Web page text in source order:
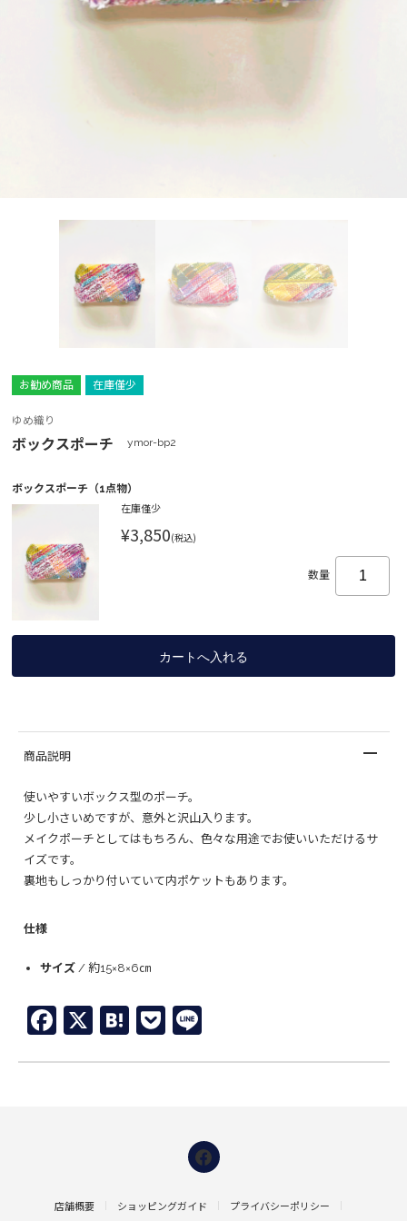
お勧め商品 在庫僅少
ゆめ織り
ボックスポーチ ymor-bp2
ボックスポーチ（1点物）
在庫僅少
¥3,850(税込)
数量
商品説明
使いやすいボックス型のポーチ。
少し小さいめですが、意外と沢山入ります。
メイクポーチとしてはもちろん、色々な用途でお使いいただけるサ
イズです。
裏地もしっかり付いていて内ポケットもあります。
仕様
サイズ / 約15×8×6㎝
Facebook
X Hatena
Pocket
店舗概要 ショッピングガイド プライバシーポリシー